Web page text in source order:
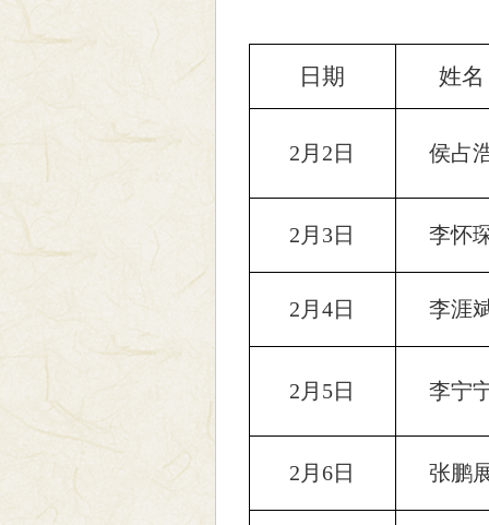
日期 姓名
2月2日 侯占
2月3日 李怀
2月4日 李涯
2月5日 李宁
2月6日 张鹏